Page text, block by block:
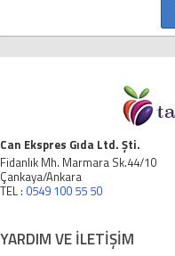
Can Ekspres Gıda Ltd. Şti.
Fidanlık Mh. Marmara Sk.44/10
Çankaya/Ankara
TEL : 0549 100 55 50
YARDIM VE İLETİŞİM